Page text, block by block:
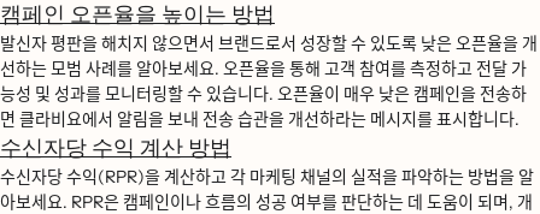
캠페인 오픈율을 높이는 방법
발신자 평판을 해치지 않으면서 브랜드로서 성장할 수 있도록 낮은 오픈율을 개
선하는 모범 사례를 알아보세요. 오픈율을 통해 고객 참여를 측정하고 전달 가
능성 및 성과를 모니터링할 수 있습니다. 오픈율이 매우 낮은 캠페인을 전송하
면 클라비요에서 알림을 보내 전송 습관을 개선하라는 메시지를 표시합니다.
수신자당 수익 계산 방법
수신자당 수익(RPR)을 계산하고 각 마케팅 채널의 실적을 파악하는 방법을 알
아보세요. RPR은 캠페인이나 흐름의 성공 여부를 판단하는 데 도움이 되며, 개